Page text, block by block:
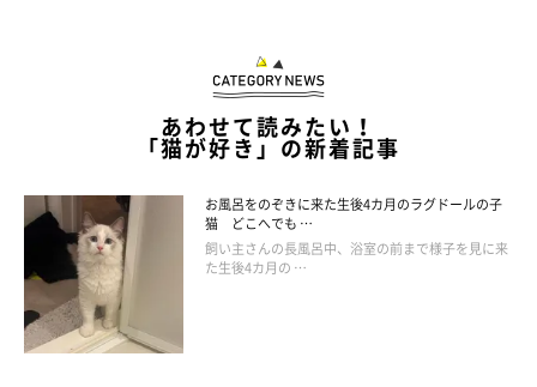
あわせて読みたい！
「猫が好き」の新着記事
お風呂をのぞきに来た生後4カ月のラグドールの子
猫 どこへでも …
飼い主さんの長風呂中、浴室の前まで様子を見に来
た生後4カ月の …